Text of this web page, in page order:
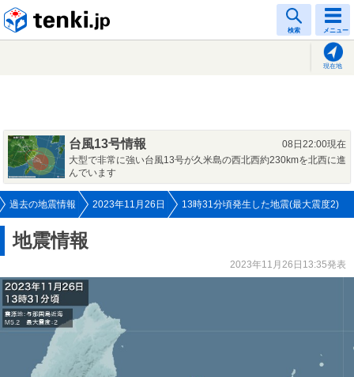
検索 メニュー
現在地
台風13号情報
08日22:00現在
大型で非常に強い台風13号が久米島の西北西約230kmを北西に進
んでいます
過去の地震情報 2023年11月26日 13時31分頃発生した地震(最大震度2)
地震情報
2023年11月26日13:35発表